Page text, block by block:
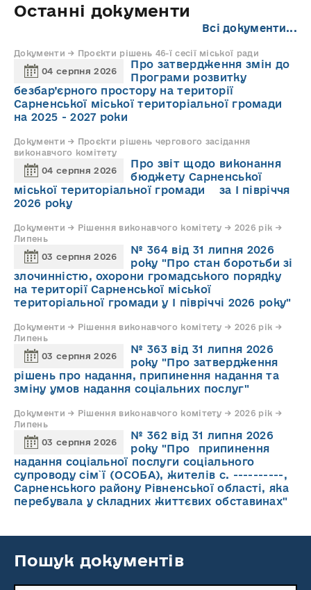
Останні документи
Всі документи...
Документи → Проєкти рішень 46-ї сесії міської ради
04 серпня 2026
Про затвердження змін до
Програми розвитку
безбар’єрного простору на території
Сарненської міської територіальної громади
на 2025 - 2027 роки
Документи → Проєкти рішень чергового засідання
виконавчого комітету
04 серпня 2026
Про звіт щодо виконання
бюджету Сарненської
міської територіальної громади за І півріччя
2026 року
Документи → Рішення виконавчого комітету → 2026 рік →
Липень
03 серпня 2026
№ 364 від 31 липня 2026
року "Про стан боротьби зі
злочинністю, охорони громадського порядку
на території Сарненської міської
територіальної громади у І півріччі 2026 року"
Документи → Рішення виконавчого комітету → 2026 рік →
Липень
03 серпня 2026
№ 363 від 31 липня 2026
року "Про затвердження
рішень про надання, припинення надання та
зміну умов надання соціальних послуг"
Документи → Рішення виконавчого комітету → 2026 рік →
Липень
03 серпня 2026
№ 362 від 31 липня 2026
року "Про припинення
надання соціальної послуги соціального
супроводу cім`ї (ОСОБА), жителів с. ----------,
Сарненського району Рівненської області, яка
перебувала у складних життєвих обставинах"
Пошук документів